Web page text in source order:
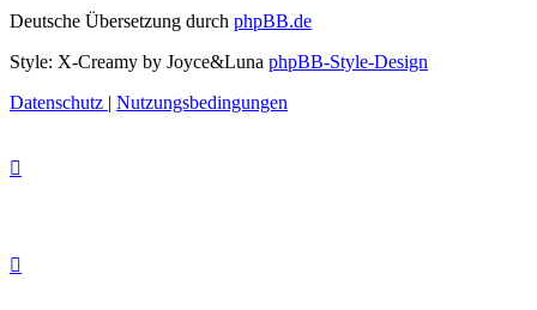
Deutsche Übersetzung durch phpBB.de
Style: X-Creamy by Joyce&Luna phpBB-Style-Design
Datenschutz | Nutzungsbedingungen